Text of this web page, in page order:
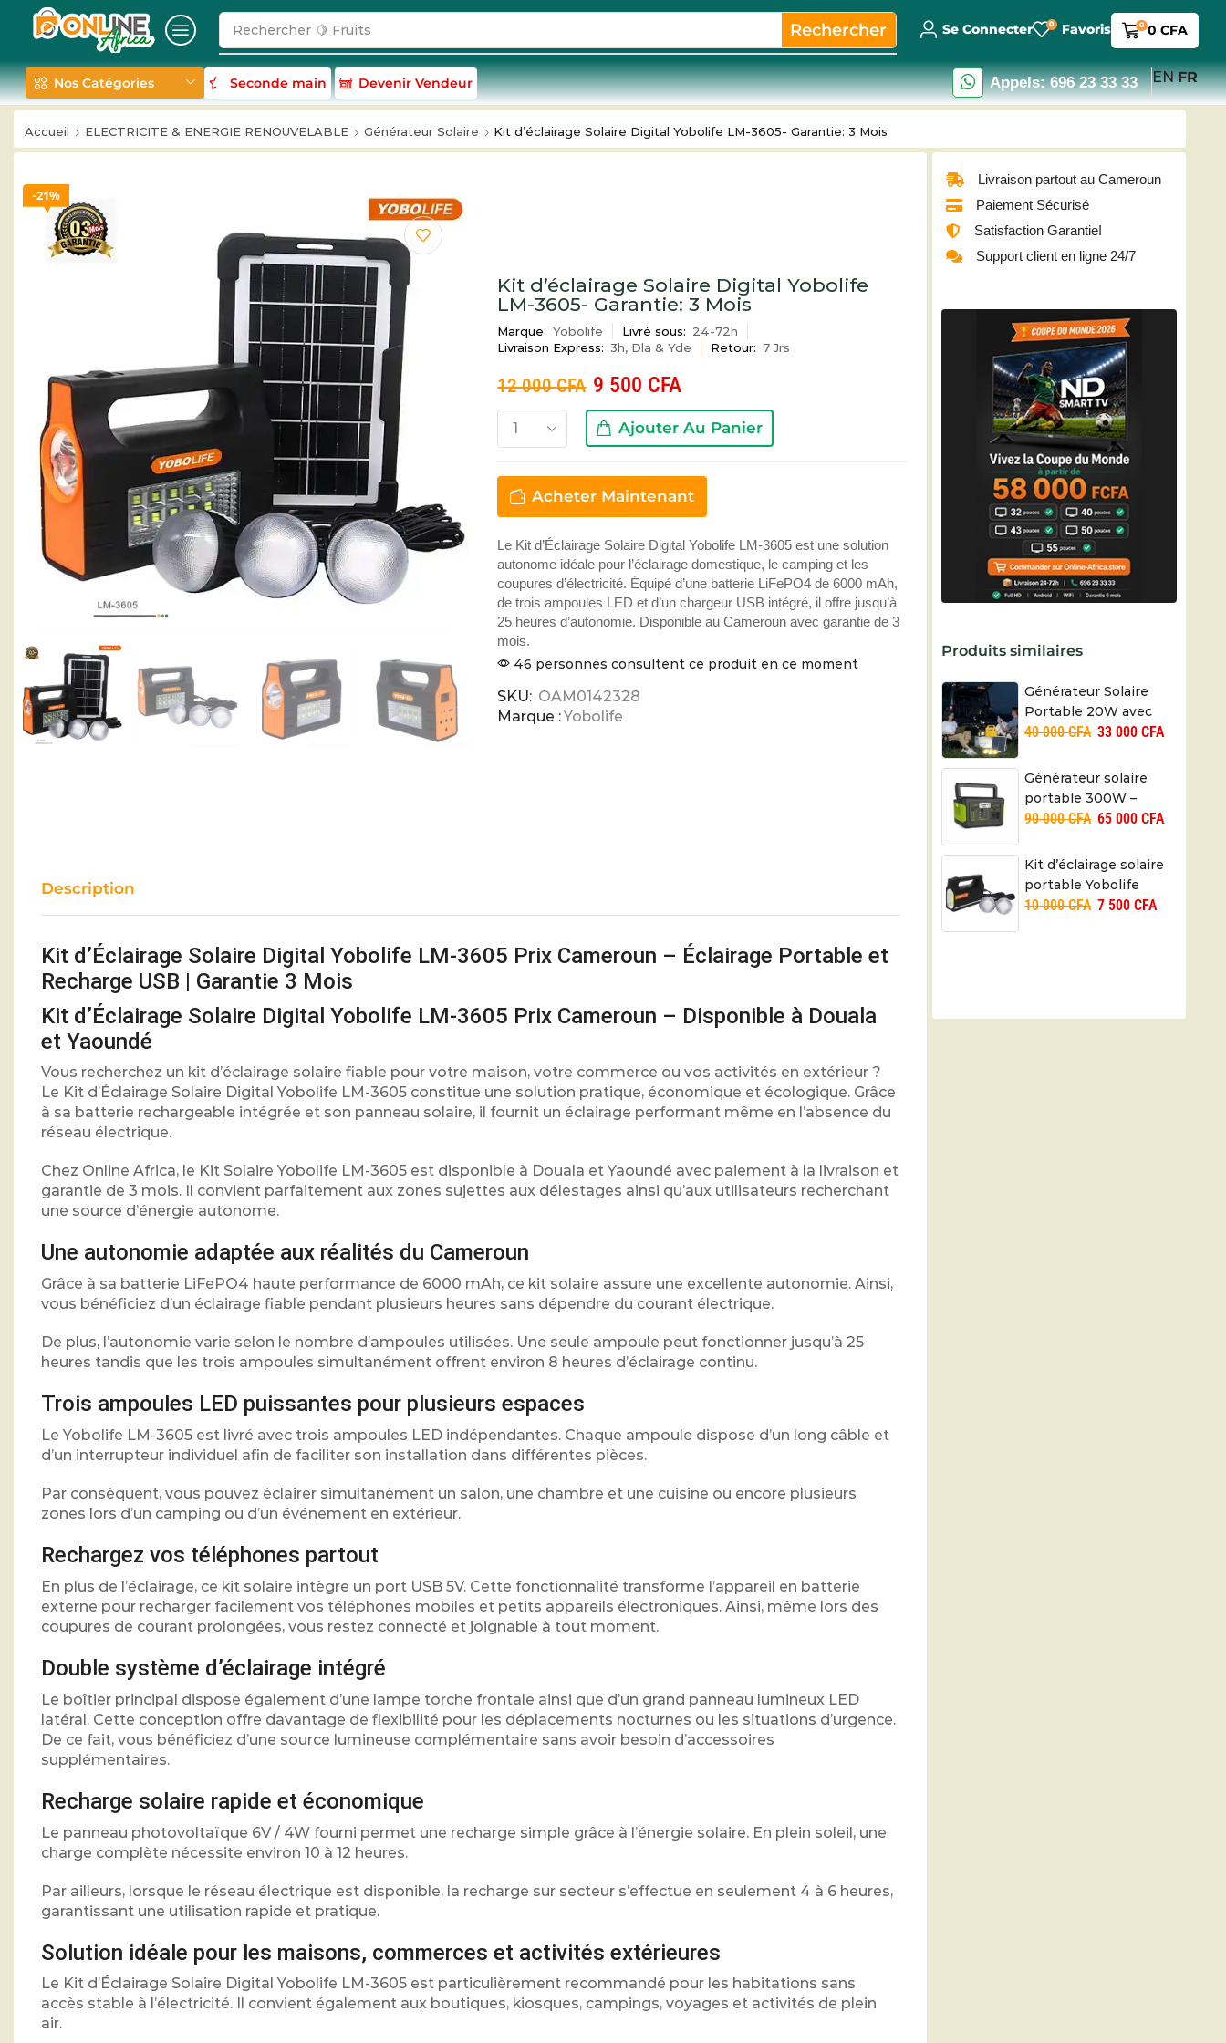
Rechercher 🥛 Milk Rechercher Se Connecter 0 Favoris 0 0 CFA
Nos Catégories Seconde main Devenir Vendeur Appels: 696 23 33 33 EN FR
Accueil ELECTRICITE & ENERGIE RENOUVELABLE Générateur Solaire Kit d’éclairage Solaire Digital Yobolife LM-3605- Garantie: 3 Mois
21%
Kit d’éclairage Solaire Digital Yobolife
LM-3605- Garantie: 3 Mois
Marque: Yobolife Livré sous: 24-72h
Livraison Express: 3h, Dla & Yde Retour: 7 Jrs
12 000CFA 9 500 CFA
Ajouter Au Panier
Acheter Maintenant
Le Kit d’Éclairage Solaire Digital Yobolife LM-3605 est une solution
autonome idéale pour l’éclairage domestique, le camping et les
coupures d’électricité. Équipé d’une batterie LiFePO4 de 6000 mAh,
de trois ampoules LED et d’un chargeur USB intégré, il offre jusqu’à
25 heures d’autonomie. Disponible au Cameroun avec garantie de 3
mois.
46 personnes consultent ce produit en ce moment
SKU: OAM0142328
Marque :Yobolife
Description
Kit d’Éclairage Solaire Digital Yobolife LM-3605 Prix Cameroun – Éclairage Portable et
Recharge USB | Garantie 3 Mois
Kit d’Éclairage Solaire Digital Yobolife LM-3605 Prix Cameroun – Disponible à Douala
et Yaoundé
Vous recherchez un kit d’éclairage solaire fiable pour votre maison, votre commerce ou vos activités en extérieur ?
Le Kit d’Éclairage Solaire Digital Yobolife LM-3605 constitue une solution pratique, économique et écologique. Grâce
à sa batterie rechargeable intégrée et son panneau solaire, il fournit un éclairage performant même en l’absence du
réseau électrique.
Chez Online Africa, le Kit Solaire Yobolife LM-3605 est disponible à Douala et Yaoundé avec paiement à la livraison et
garantie de 3 mois. Il convient parfaitement aux zones sujettes aux délestages ainsi qu’aux utilisateurs recherchant
une source d’énergie autonome.
Une autonomie adaptée aux réalités du Cameroun
Grâce à sa batterie LiFePO4 haute performance de 6000 mAh, ce kit solaire assure une excellente autonomie. Ainsi,
vous bénéficiez d’un éclairage fiable pendant plusieurs heures sans dépendre du courant électrique.
De plus, l’autonomie varie selon le nombre d’ampoules utilisées. Une seule ampoule peut fonctionner jusqu’à 25
heures tandis que les trois ampoules simultanément offrent environ 8 heures d’éclairage continu.
Trois ampoules LED puissantes pour plusieurs espaces
Le Yobolife LM-3605 est livré avec trois ampoules LED indépendantes. Chaque ampoule dispose d’un long câble et
d’un interrupteur individuel afin de faciliter son installation dans différentes pièces.
Par conséquent, vous pouvez éclairer simultanément un salon, une chambre et une cuisine ou encore plusieurs
zones lors d’un camping ou d’un événement en extérieur.
Rechargez vos téléphones partout
En plus de l’éclairage, ce kit solaire intègre un port USB 5V. Cette fonctionnalité transforme l’appareil en batterie
externe pour recharger facilement vos téléphones mobiles et petits appareils électroniques. Ainsi, même lors des
coupures de courant prolongées, vous restez connecté et joignable à tout moment.
Double système d’éclairage intégré
Le boîtier principal dispose également d’une lampe torche frontale ainsi que d’un grand panneau lumineux LED
latéral. Cette conception offre davantage de flexibilité pour les déplacements nocturnes ou les situations d’urgence.
De ce fait, vous bénéficiez d’une source lumineuse complémentaire sans avoir besoin d’accessoires
supplémentaires.
Recharge solaire rapide et économique
Le panneau photovoltaïque 6V / 4W fourni permet une recharge simple grâce à l’énergie solaire. En plein soleil, une
charge complète nécessite environ 10 à 12 heures.
Par ailleurs, lorsque le réseau électrique est disponible, la recharge sur secteur s’effectue en seulement 4 à 6 heures,
garantissant une utilisation rapide et pratique.
Solution idéale pour les maisons, commerces et activités extérieures
Le Kit d’Éclairage Solaire Digital Yobolife LM-3605 est particulièrement recommandé pour les habitations sans
accès stable à l’électricité. Il convient également aux boutiques, kiosques, campings, voyages et activités de plein
air.
Livraison partout au Cameroun
Paiement Sécurisé
Satisfaction Garantie!
Support client en ligne 24/7
Produits similaires
Générateur Solaire
Portable 20W avec
Éclairage et Radio
40 000CFA 33 000CFA
Générateur solaire
portable 300W –
Cclamp, modèle CL
Mois
90 000CFA 65 000CFA
Kit d’éclairage solaire
portable Yobolife
modèle LM-3607 –
10 000CFA 7 500CFA